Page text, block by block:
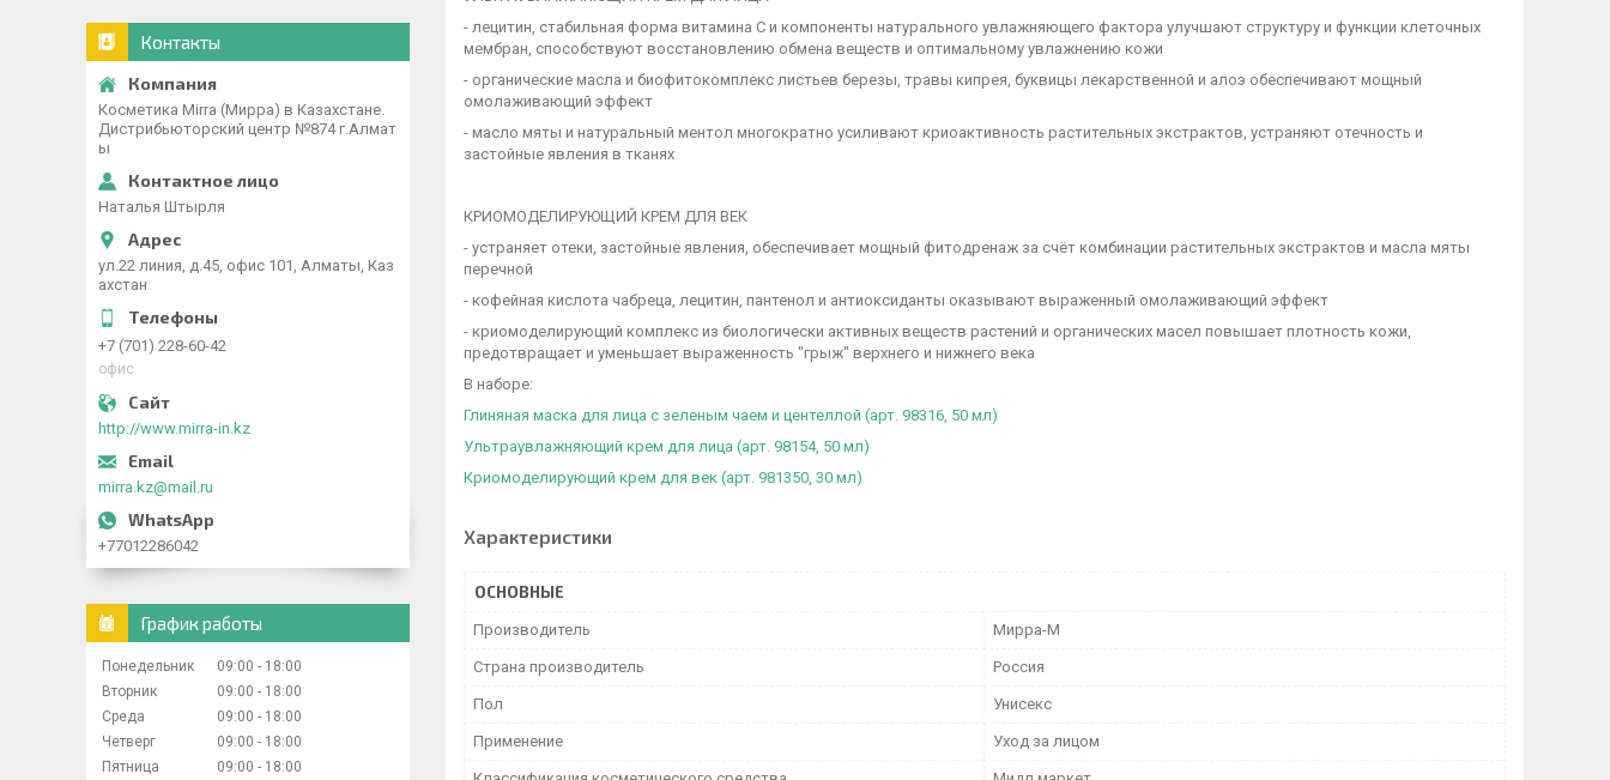
- лецитин, стабильная форма витамина С и компоненты натурального увлажняющего фактора улучшают структуру и функции клеточных
мембран, способствуют восстановлению обмена веществ и оптимальному увлажнению кожи
- органические масла и биофитокомплекс листьев березы, травы кипрея, буквицы лекарственной и алоэ обеспечивают мощный
омолаживающий эффект
- масло мяты и натуральный ментол многократно усиливают криоактивность растительных экстрактов, устраняют отечность и
застойные явления в тканях
КРИОМОДЕЛИРУЮЩИЙ КРЕМ ДЛЯ ВЕК
- устраняет отеки, застойные явления, обеспечивает мощный фитодренаж за счёт комбинации растительных экстрактов и масла мяты
перечной
- кофейная кислота чабреца, лецитин, пантенол и антиоксиданты оказывают выраженный омолаживающий эффект
- криомоделирующий комплекс из биологически активных веществ растений и органических масел повышает плотность кожи,
предотвращает и уменьшает выраженность "грыж" верхнего и нижнего века
В наборе:
Глиняная маска для лица с зеленым чаем и центеллой (арт. 98316, 50 мл)
Ультраувлажняющий крем для лица (арт. 98154, 50 мл)
Криомоделирующий крем для век (арт. 981350, 30 мл)
Характеристики
ОСНОВНЫЕ
Производитель Мирра-М
Страна производитель Россия
Пол Унисекс
Применение Уход за лицом
Контакты
Косметика Mirra (Мирра) в Казахстане.
Дистрибьюторский центр №874 г.Алмат
ы
Наталья Штырля
ул.22 линия, д.45, офис 101, Алматы, Каз
ахстан
+7 (701) 228-60-42
офис
http://www.mirra-in.kz
mirra.kz@mail.ru
+77012286042
График работы
Понедельник 09:00
18:00
Вторник
09:00
18:00
Среда
09:00
18:00
Четверг
09:00
18:00
Пятница
09:00
18:00